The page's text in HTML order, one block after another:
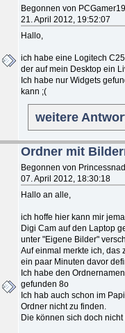
Begonnen von
21. April 2012, 19:52:07
Hallo,
ich habe eine Logitech
der auf mein Desktop ein
Ich habe nur Widgets
kann ;(
weitere
Ordner mit
Begonnen von
07. April 2012, 18:30:18
Hallo an alle,
ich hoffe hier kann mir
Digi Cam auf den Laptop
unter "Eigene Bilder"
Auf einmal merkte ich, das
ein paar Minuten davor
Ich habe den
gefunden 8o
Ich hab auch schon im
Ordner nicht zu finden.
Die können sich doch